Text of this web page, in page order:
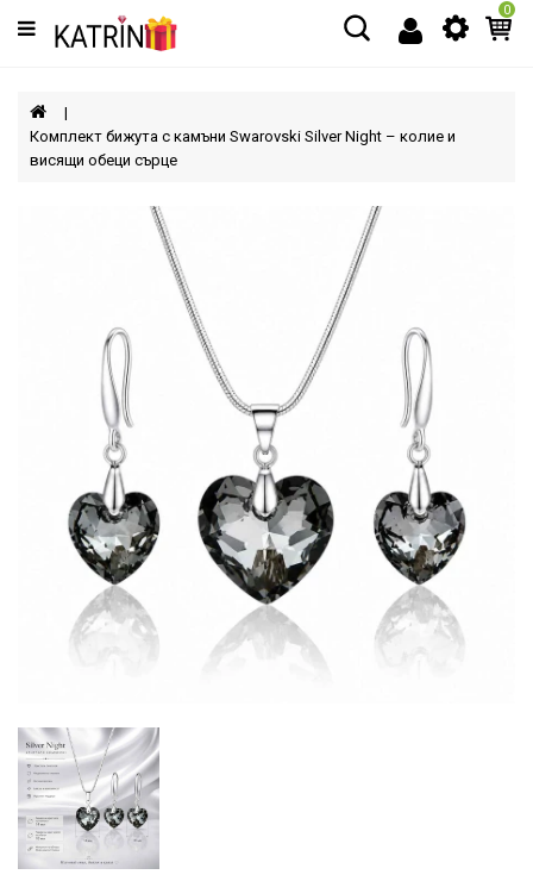
Категории
МЪЖЕ
ЖЕНИ
0
Комплект бижута с камъни Swarovski Silver Night – колие и
висящи обеци сърце